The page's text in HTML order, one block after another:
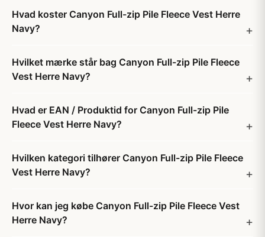
Hvad koster Canyon Full-zip Pile Fleece Vest Herre
Navy?
Hvilket mærke står bag Canyon Full-zip Pile Fleece
Vest Herre Navy?
Hvad er EAN / Produktid for Canyon Full-zip Pile
Fleece Vest Herre Navy?
Hvilken kategori tilhører Canyon Full-zip Pile Fleece
Vest Herre Navy?
Hvor kan jeg købe Canyon Full-zip Pile Fleece Vest
Herre Navy?